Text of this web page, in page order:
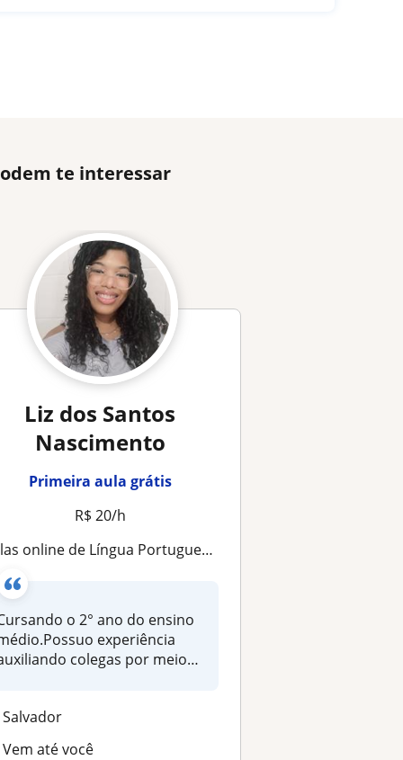
te interessar
Liz dos Santos
Nascimento
Primeira aula grátis
R$ 20/h
online de Língua Portuguesa e literatura
o 2° ano do ensino
experiência
colegas por meio
Salvador
Vem até você